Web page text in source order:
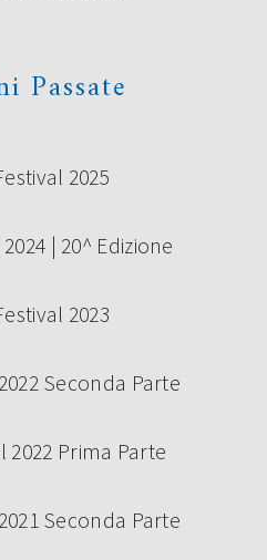
Passate
2025
| 20^ Edizione
2023
Seconda Parte
2022 Prima Parte
Seconda Parte